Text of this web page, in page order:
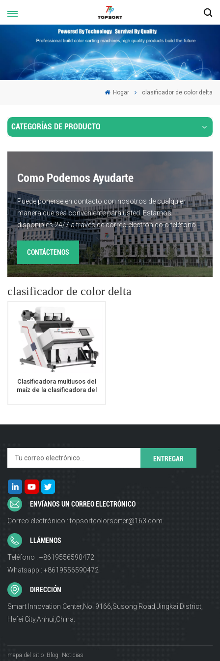
Hogar clasificador de color delta
CATEGORÍAS DE PRODUCTO
Como Podemos Ayudarte
Puede ponerse en contacto con nosotros de cualquier
manera que sea conveniente para usted. Estamos
disponibles 24/7 a través de correo electrónico o teléfono.
CONTÁCTENOS
clasificador de color delta
Clasificadora multiusos del
maíz de la clasificadora del
ENVÍANOS UN CORREO ELECTRÓNICO
Correo electrónico : topsortcolorsorter@163.com
LLÁMENOS
Teléfono : +8619556590472
Whatsapp : +8619556590472
DIRECCIÓN
Smart Innovation Center,No. 9166,Susong Road,Jingkai District,
Hefei City,Anhui,China.
mapa del sitio Blog Noticias